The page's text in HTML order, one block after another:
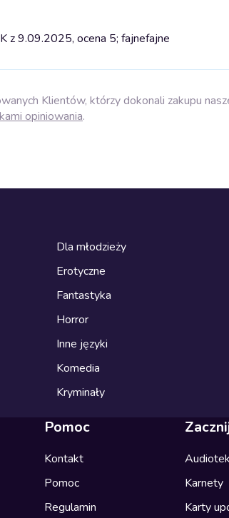
z 9.09.2025, ocena 5; fajnefajne
Klientów, którzy dokonali zakupu
opiniowania.
Dla młodzieży
Erotyczne
Fantastyka
Horror
Inne języki
Komedia
Kryminały
Pomoc
Kontakt
Pomoc
Regulamin
Karnety
Karty